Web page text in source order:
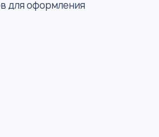
для оформления